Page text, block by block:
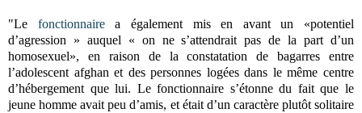
"Le fonctionnairea également mis en avant un «potentiel
d’agression » auquel « on ne s’attendrait pas de la part d’un
homosexuel», en raison de la constatation de bagarres entre
l’adolescent afghan et des personnes logées dans le même centre
d’hébergement que lui. Le fonctionnaire s’étonne du fait que le
jeune homme avait peu d’amis, et était d’un caractère plutôt solitaire